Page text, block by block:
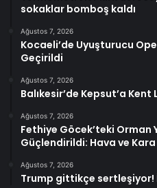
sokaklar bomboş kaldı
Ağustos 7, 2026
Kocaeli’de Uyuşturucu
Geçirildi
Ağustos 7, 2026
Balıkesir’de Kepsut’a
Ağustos 7, 2026
Fethiye Göcek’teki Orman
Güçlendirildi: Hava ve Kara
Ağustos 7, 2026
Trump gittikçe sertleşiyor!